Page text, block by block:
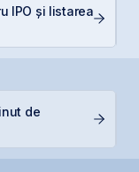
IPO și listarea
de